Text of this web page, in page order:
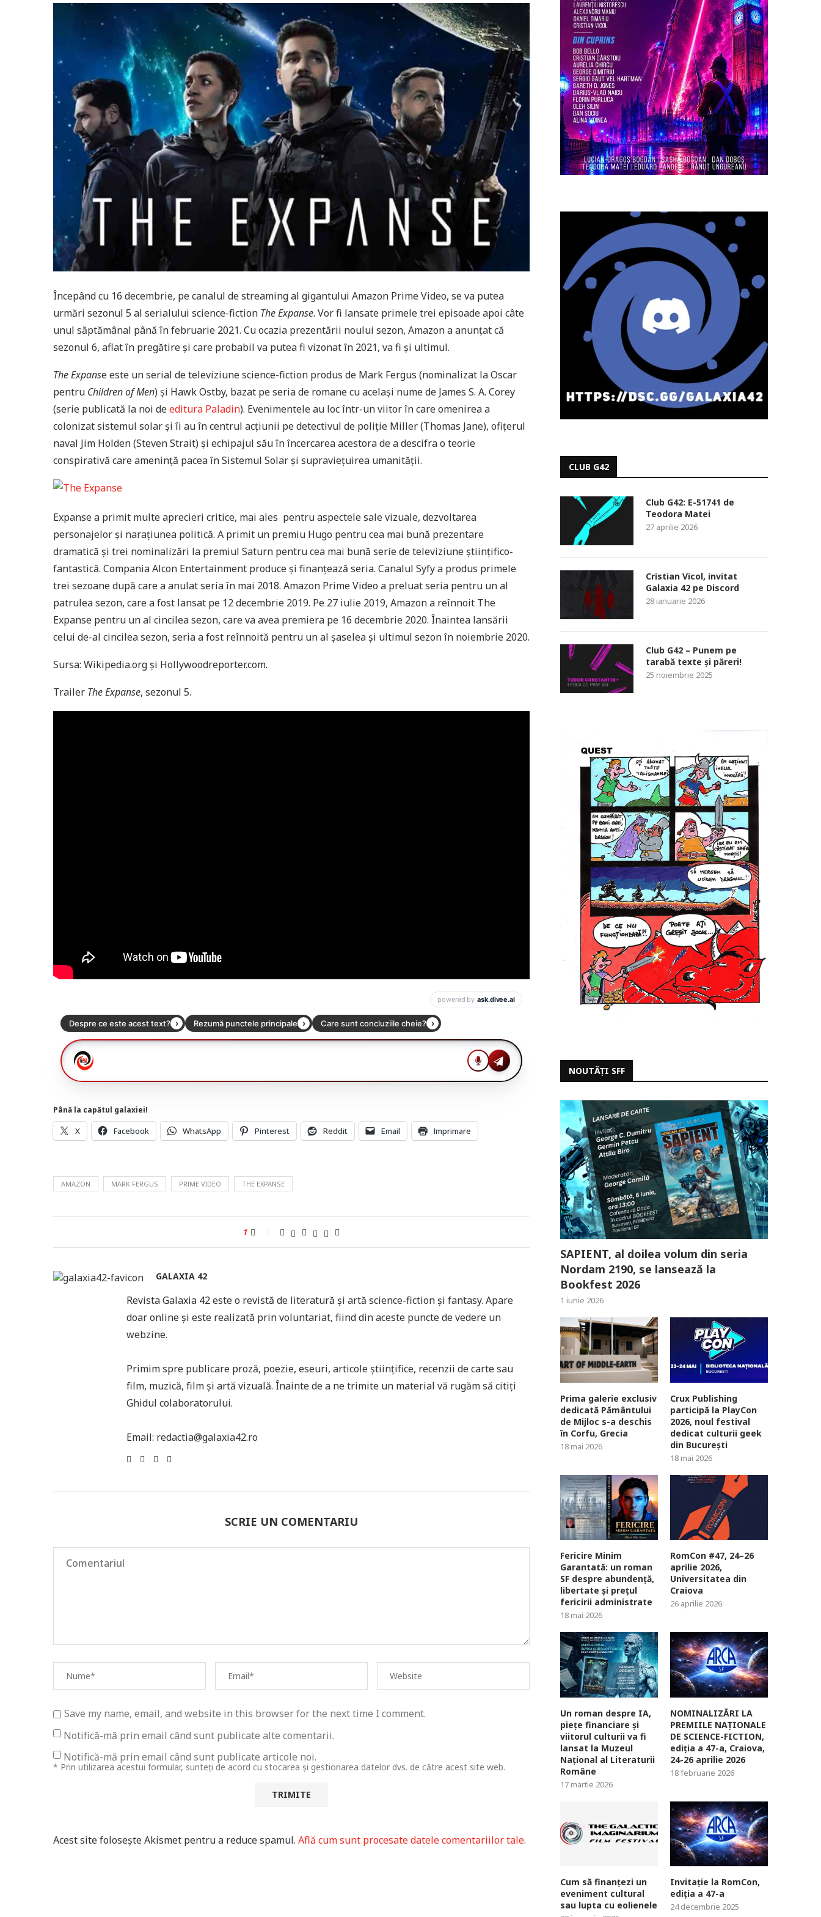
Începând cu 16 decembrie, pe canalul de streaming al gigantului Amazon Prime Video, se va putea
urmări sezonul 5 al serialului science-fiction The Expanse. Vor fi lansate primele trei episoade apoi câte
unul săptămânal până în februarie 2021. Cu ocazia prezentării noului sezon, Amazon a anunțat că
sezonul 6, aflat în pregătire și care probabil va putea fi vizonat în 2021, va fi și ultimul.
The Expanse este un serial de televiziune science-fiction produs de Mark Fergus (nominalizat la Oscar
pentru Children of Men) și Hawk Ostby, bazat pe seria de romane cu același nume de James S. A. Corey
(serie publicată la noi deeditura Paladin). Evenimentele au loc într-un viitor în care omenirea a
colonizat sistemul solar și îi au în centrul acțiunii pe detectivul de poliție Miller (Thomas Jane), ofițerul
naval Jim Holden (Steven Strait) și echipajul său în încercarea acestora de a descifra o teorie
conspirativă care amenință pacea în Sistemul Solar și supraviețuirea umanității.
Expanse a primit multe aprecieri critice, mai ales pentru aspectele sale vizuale, dezvoltarea
personajelor și narațiunea politică. A primit un premiu Hugo pentru cea mai bună prezentare
dramatică și trei nominalizări la premiul Saturn pentru cea mai bună serie de televiziune științifico-
fantastică. Compania Alcon Entertainment produce și finanțează seria. Canalul Syfy a produs primele
trei sezoane după care a anulat seria în mai 2018. Amazon Prime Video a preluat seria pentru un al
patrulea sezon, care a fost lansat pe 12 decembrie 2019. Pe 27 iulie 2019, Amazon a reînnoit The
Expanse pentru un al cincilea sezon, care va avea premiera pe 16 decembrie 2020. Înaintea lansării
celui de-al cincilea sezon, seria a fost reînnoită pentru un al șaselea și ultimul sezon în noiembrie 2020.
Sursa: Wikipedia.org și Hollywoodreporter.com.
Trailer The Expanse, sezonul 5.
Până la capătul galaxiei!
X Facebook WhatsApp Pinterest Reddit Email Imprimare
AMAZON MARK FERGUS PRIME VIDEO THE EXPANSE
1
GALAXIA 42
Revista Galaxia 42 este o revistă de literatură și artă science-fiction și fantasy. Apare
doar online și este realizată prin voluntariat, fiind din aceste puncte de vedere un
webzine.
Primim spre publicare proză, poezie, eseuri, articole științifice, recenzii de carte sau
film, muzică, film și artă vizuală. Înainte de a ne trimite un material vă rugăm să citiți
Ghidul colaboratorului.
Email: redactia@galaxia42.ro
SCRIE UN COMENTARIU
Save my name, email, and website in this browser for the next time I comment.
Notifică-mă prin email când sunt publicate alte comentarii.
Notifică-mă prin email când sunt publicate articole noi.
* Prin utilizarea acestui formular, sunteți de acord cu stocarea și gestionarea datelor dvs. de către acest site web.
Acest site folosește Akismet pentru a reduce spamul. Află cum sunt procesate datele comentariilor tale.
CLUB G42
Club G42: E-51741 de
Teodora Matei
27 aprilie 2026
Cristian Vicol, invitat
Galaxia 42 pe Discord
28 ianuarie 2026
Club G42 – Punem pe
tarabă texte și păreri!
25 noiembrie 2025
NOUTĂȚI SFF
SAPIENT, al doilea volum din seria
Nordam 2190, se lansează la
Bookfest 2026
1 iunie 2026
Prima galerie exclusiv
dedicată Pământului
de Mijloc s-a deschis
în Corfu, Grecia
18 mai 2026
Crux Publishing
participă la PlayCon
2026, noul festival
dedicat culturii geek
din București
18 mai 2026
Fericire Minim
Garantată: un roman
SF despre abundență,
libertate și prețul
fericirii administrate
18 mai 2026
RomCon #47, 24–26
aprilie 2026,
Universitatea din
Craiova
26 aprilie 2026
Un roman despre IA,
piețe financiare și
viitorul culturii va fi
lansat la Muzeul
Național al Literaturii
Române
17 martie 2026
NOMINALIZĂRI LA
PREMIILE NAȚIONALE
DE SCIENCE-FICTION,
ediția a 47-a, Craiova,
24-26 aprilie 2026
18 februarie 2026
Cum să finanțezi un
eveniment cultural
sau lupta cu eolienele
Invitație la RomCon,
ediția a 47-a
24 decembrie 2025